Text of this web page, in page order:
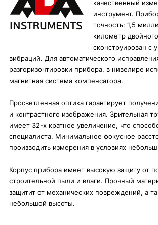
качественный
инструмент.
точность: 1,5
километр
сконструирован с
вибраций. Для автоматического
разгоризонтировки прибора, в нивелире
магнитная система компенсатора.
Просветленная оптика гарантирует
и контрастного изображения. Зрительная
имеет 32-х кратное увеличение, что
специалиста. Минимальное фокусное
производить измерения в условиях
Корпус прибора имеет высокую защиту от
строительной пыли и влаги. Прочный
защитит от механических повреждений, а
небольшой высоты.